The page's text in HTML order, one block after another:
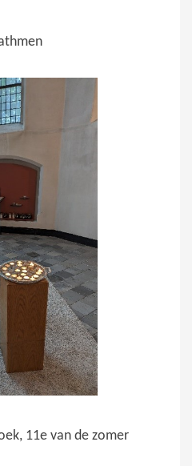
11e van de zomer